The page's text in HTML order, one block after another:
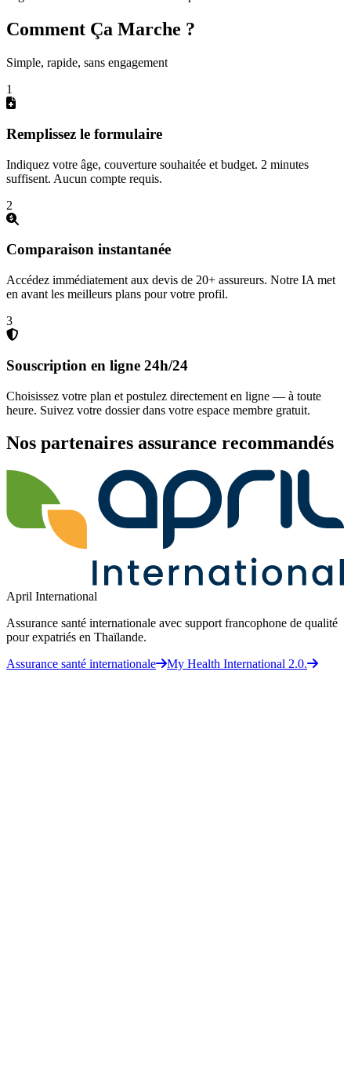
Comment Ça Marche ?
Simple, rapide, sans engagement
1
Remplissez le formulaire
Indiquez votre âge, couverture souhaitée et budget. 2 minutes
suffisent. Aucun compte requis.
2
Comparaison instantanée
Accédez immédiatement aux devis de 20+ assureurs. Notre IA met
en avant les meilleurs plans pour votre profil.
3
Souscription en ligne 24h/24
Choisissez votre plan et postulez directement en ligne — à toute
heure. Suivez votre dossier dans votre espace membre gratuit.
Nos partenaires assurance recommandés
April International
Assurance santé internationale avec support francophone de qualité
pour expatriés en Thaïlande.
Assurance santé internationale
My Health International 2.0.